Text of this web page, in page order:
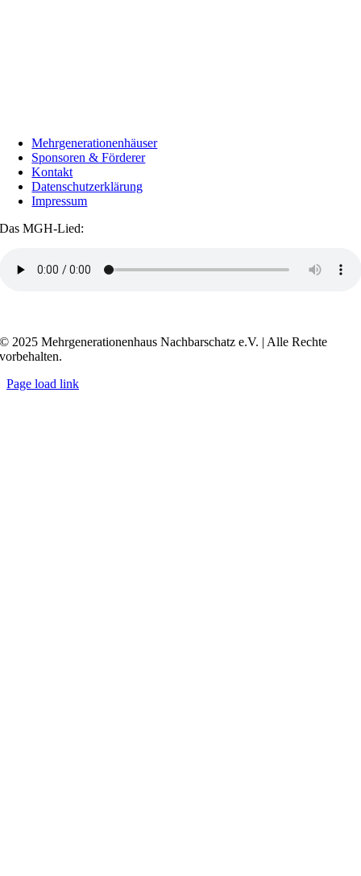
Mehrgenerationenhäuser
Sponsoren & Förderer
Kontakt
Datenschutzerklärung
Impressum
Das MGH-Lied:
© 2025 Mehrgenerationenhaus Nachbarschatz e.V. | Alle Rechte
vorbehalten.
Page load link